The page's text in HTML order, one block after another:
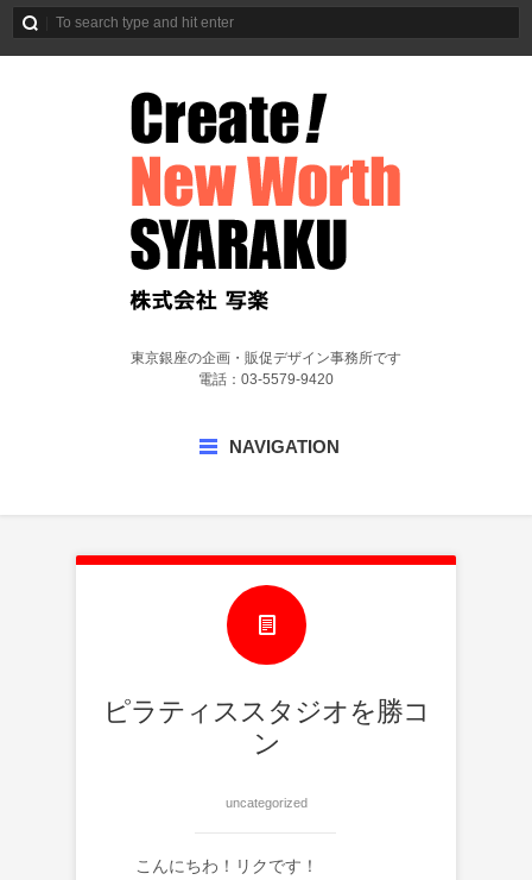
東京銀座の企画・販促デザイン事務所です
電話：03-5579-9420
NAVIGATION
ピラティススタジオを勝コ
ン
uncategorized
こんにちわ！リクです！